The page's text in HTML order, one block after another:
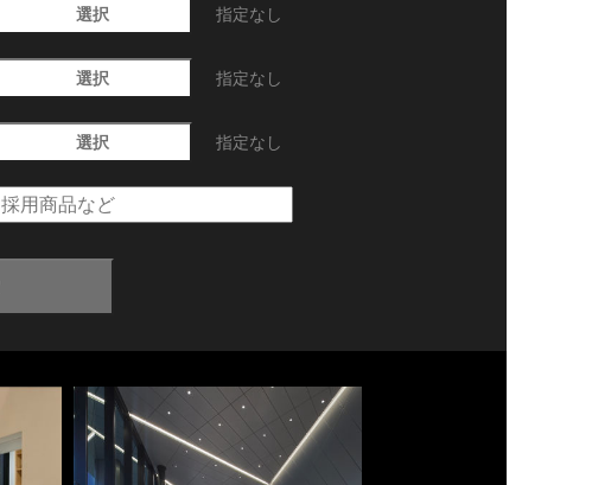
選択 指定なし
選択 指定なし
選択 指定なし